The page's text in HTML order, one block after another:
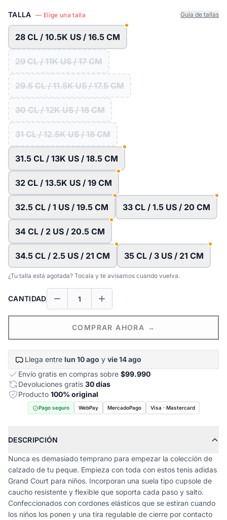
TALLA — Elige una talla Guía de tallas
28 CL / 10.5K US / 16.5 CM
29 CL / 11K US / 17 CM
29.5 CL / 11.5K US / 17.5 CM
30 CL / 12K US / 18 CM
31 CL / 12.5K US / 18 CM
31.5 CL / 13K US / 18.5 CM
32 CL / 13.5K US / 19 CM
32.5 CL / 1 US / 19.5 CM 33 CL / 1.5 US / 20 CM
34 CL / 2 US / 20.5 CM
34.5 CL / 2.5 US / 21 CM 35 CL / 3 US / 21 CM
¿Tu talla está agotada? Tocala y te avisamos cuando vuelva.
CANTIDAD
COMPRAR AHORA →
Llega entre lun 10 ago y vie 14 ago
Envío gratis en compras sobre $99.990
Devoluciones gratis 30 días
Producto 100% original
Pago seguro WebPay MercadoPago Visa · Mastercard
DESCRIPCIÓN
Nunca es demasiado temprano para empezar la colección de
calzado de tu peque. Empieza con toda con estos tenis adidas
Grand Court para niños. Incorporan una suela tipo cupsole de
caucho resistente y flexible que soporta cada paso y salto.
Confeccionados con cordones elásticos que se estiran cuando
los niños los ponen y una tira regulable de cierre por contacto